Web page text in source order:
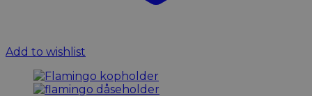
Add to wishlist